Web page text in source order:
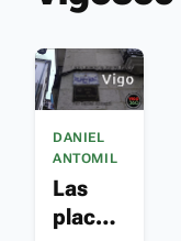
DANIEL
ANTOMIL
Las
placas